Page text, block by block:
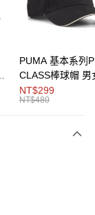
PUMA 基本系列
CLASS棒球帽 男
同
NT$299
NT$480